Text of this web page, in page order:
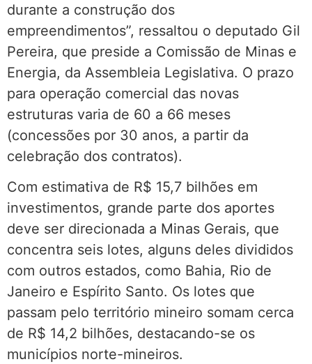
durante a construção dos
empreendimentos”, ressaltou o deputado Gil
Pereira, que preside a Comissão de Minas e
Energia, da Assembleia Legislativa. O prazo
para operação comercial das novas
estruturas varia de 60 a 66 meses
(concessões por 30 anos, a partir da
celebração dos contratos).
Com estimativa de R$ 15,7 bilhões em
investimentos, grande parte dos aportes
deve ser direcionada a Minas Gerais, que
concentra seis lotes, alguns deles divididos
com outros estados, como Bahia, Rio de
Janeiro e Espírito Santo. Os lotes que
passam pelo território mineiro somam cerca
de R$ 14,2 bilhões, destacando-se os
municípios norte-mineiros.